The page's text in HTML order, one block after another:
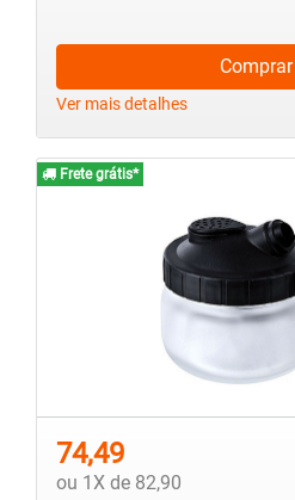
Comprar
Ver mais detalhes
Frete grátis*
74,49
ou 1X de 82,90